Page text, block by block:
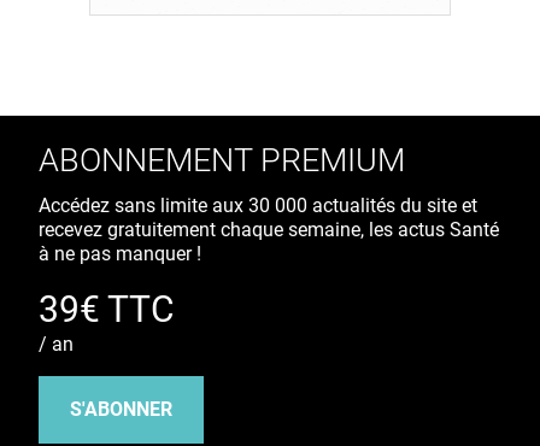
ABONNEMENT PREMIUM
Accédez sans limite aux 30 000 actualités du site et
recevez gratuitement chaque semaine, les actus Santé
à ne pas manquer !
39€ TTC
/ an
S'ABONNER